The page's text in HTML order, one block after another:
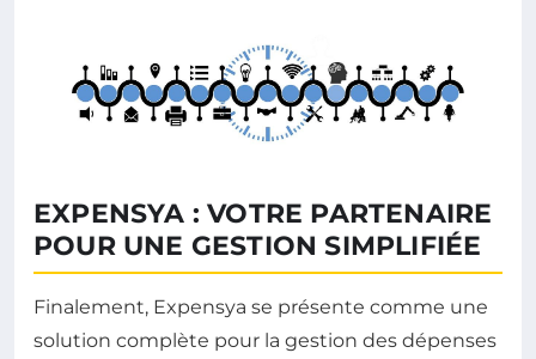
EXPENSYA : VOTRE PARTENAIRE
POUR UNE GESTION SIMPLIFIÉE
Finalement, Expensya se présente comme une
solution complète pour la gestion des dépenses